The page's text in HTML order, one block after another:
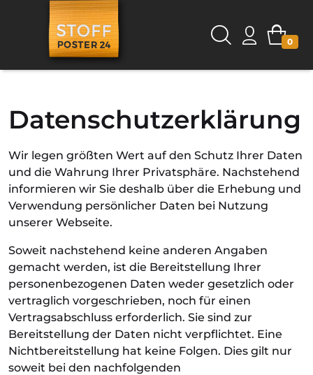
0
Datenschutzerklärung
Wir legen größten Wert auf den Schutz Ihrer Daten
und die Wahrung Ihrer Privatsphäre. Nachstehend
informieren wir Sie deshalb über die Erhebung und
Verwendung persönlicher Daten bei Nutzung
unserer Webseite.
Soweit nachstehend keine anderen Angaben
gemacht werden, ist die Bereitstellung Ihrer
personenbezogenen Daten weder gesetzlich oder
vertraglich vorgeschrieben, noch für einen
Vertragsabschluss erforderlich. Sie sind zur
Bereitstellung der Daten nicht verpflichtet. Eine
Nichtbereitstellung hat keine Folgen. Dies gilt nur
soweit bei den nachfolgenden